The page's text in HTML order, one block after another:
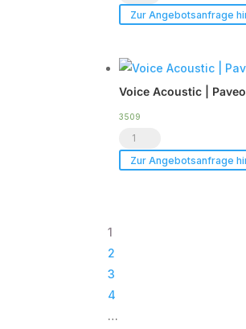
Case
TOP
Menge
Show.LED
Tourpack
(8er
Set)
Menge
Zur Angebotsanfrage
Voice Acoustic |
3509
Voice
Acoustic
Zur Angebotsanfrage
1
2
3
4
…